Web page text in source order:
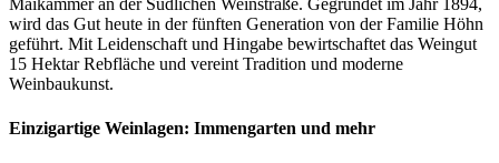
Maikammer an der Südlichen Weinstraße. Gegründet im Jahr 1894,
wird das Gut heute in der fünften Generation von der Familie Höhn
geführt. Mit Leidenschaft und Hingabe bewirtschaftet das Weingut
15 Hektar Rebfläche und vereint Tradition und moderne
Weinbaukunst.
Einzigartige Weinlagen: Immengarten und mehr